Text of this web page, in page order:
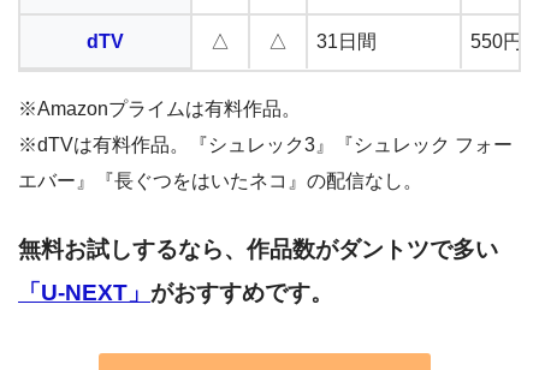
dTV △ △ 31日間 550円
※Amazonプライムは有料作品。
※dTVは有料作品。『シュレック3』『シュレック フォー
エバー』『長ぐつをはいたネコ』の配信なし。
無料お試しするなら、作品数がダントツで多い
「U-NEXT」 がおすすめです。